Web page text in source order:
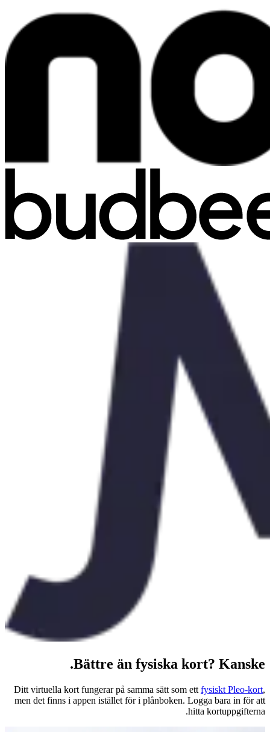
Bättre än fysiska kort? Kanske.
Ditt virtuella kort fungerar på samma sätt som ett fysiskt Pleo-kort,
men det finns i appen istället för i plånboken. Logga bara in för att
hitta kortuppgifterna.